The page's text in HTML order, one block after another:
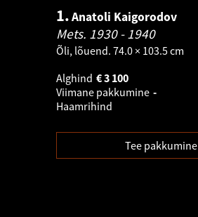
1.Anatoli Kaigorodov
Mets. 1930 - 1940
Õli, lõuend. 74.0 × 103.5 cm
Alghind
3 100
€
Viimane pakkumine -
Haamrihind
Tee pakkumine